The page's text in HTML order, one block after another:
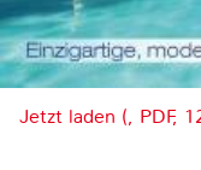
Jetzt laden (, PDF,